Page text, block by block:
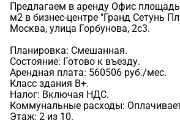
Предлагаем в аренду Офис
м2 в бизнес-центре "Гранд Сетунь
Москва, улица Горбунова, 2с3.
Планировка: Смешанная.
Состояние: Готово к въезду.
Арендная плата: 560506 руб./мес.
Класс здания B+.
Налог: Включая НДС.
Коммунальные расходы:
Этаж: 2 из 10.